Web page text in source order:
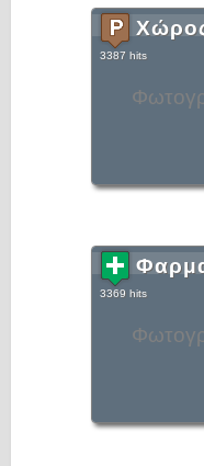
3387 hits
3369 hits